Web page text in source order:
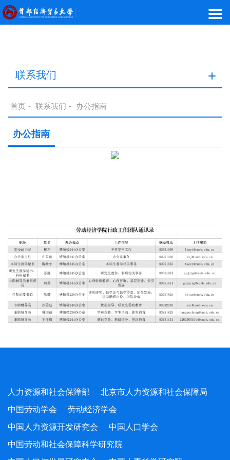
联系我们
首页 - 联系我们 - 办公指南
办公指南
人力资源和社会保障部
北京市人力资源和社会保障局
中国劳动学会
劳动经济学会
中国人力资源开发研究会
中国人口学会
中国劳动和社会保障科学研究院